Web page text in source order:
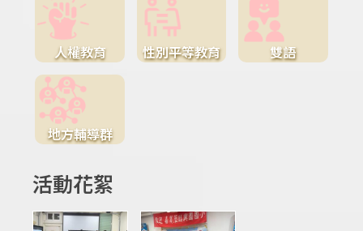
人權教育 性別平等教育 雙語
地方輔導群
活動花絮